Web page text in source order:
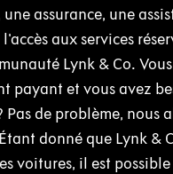
assurance, une
aux services
Lynk & Co.
payant et vous avez
Pas de problème, nous
donné que Lynk &
voitures, il est